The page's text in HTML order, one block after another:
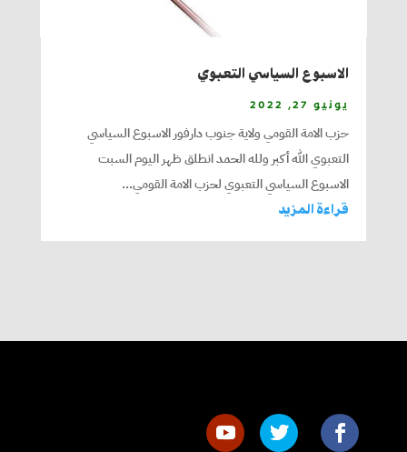
الاسبوع السياسي التعبوي
يونيو 27, 2022
حزب الامة القومي ولاية جنوب دارفور الاسبوع السياسي
التعبوي الله أكبر ولله الحمد انطلق ظهر اليوم السبت
الاسبوع السياسي التعبوي لحزب الامة القومي...
قراءة المزيد